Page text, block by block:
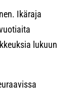
Ikäraja
lukuun